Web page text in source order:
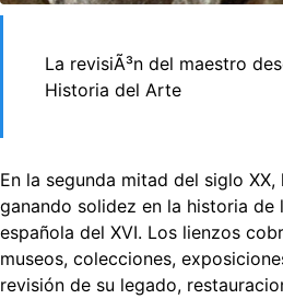
La revisiÃ³n del maestro
Historia del Arte
En la segunda mitad del siglo
ganando solidez en la historia de
española del XVI. Los lienzos
museos, colecciones,
revisión de su legado,